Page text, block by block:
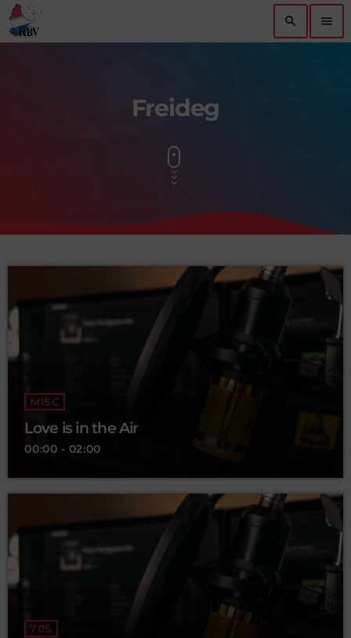
search menu
Freideg
MISC
Love is in the Air
00:00 - 02:00
70S